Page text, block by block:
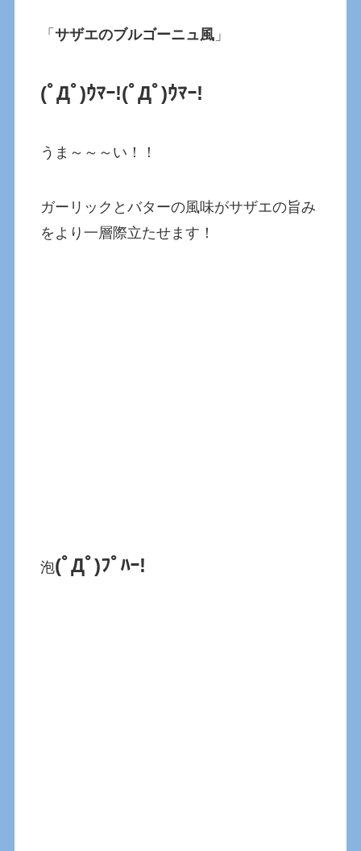
「サザエのブルゴーニュ風 」
(ﾟДﾟ)ｳﾏｰ!(ﾟДﾟ)ｳﾏｰ!
うま～～～い！！
ガーリックとバターの風味がサザエの旨み
をより一層際立たせます！
泡(ﾟДﾟ)ﾌﾟﾊｰ!